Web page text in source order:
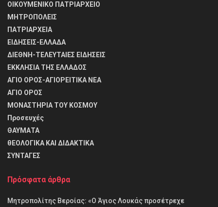
ΟΙΚΟΥΜΕΝΙΚΟ ΠΑΤΡΙΑΡΧΕΙΟ
ΜΗΤΡΟΠΟΛΕΙΣ
ΠΑΤΡΙΑΡΧΕΙΑ
ΕΙΔΗΣΕΙΣ-ΕΛΛΑΔΑ
ΔΙΕΘΝΗ-ΤΕΛΕΥΤΑΙΕΣ ΕΙΔΗΣΕΙΣ
ΕΚΚΛΗΣΙΑ ΤΗΣ ΕΛΛΑΔΟΣ
ΑΓΙΟ ΟΡΟΣ-ΑΓΙΟΡΕΙΤΙΚΑ ΝΕΑ
ΑΓΙΟ ΟΡΟΣ
ΜΟΝΑΣΤΗΡΙΑ ΤΟΥ ΚΟΣΜΟΥ
Προσευχές
ΘΑΥΜΑΤΑ
θΕΟΛΟΓΙΚΑ ΚΑΙ ΔΙΔΑΚΤΙΚΑ
ΣΥΝΤΑΓΕΣ
Πρόσφατα άρθρα
Μητροπολίτης Βεροίας: «Ο Άγιος Λουκάς προσέτρεχε